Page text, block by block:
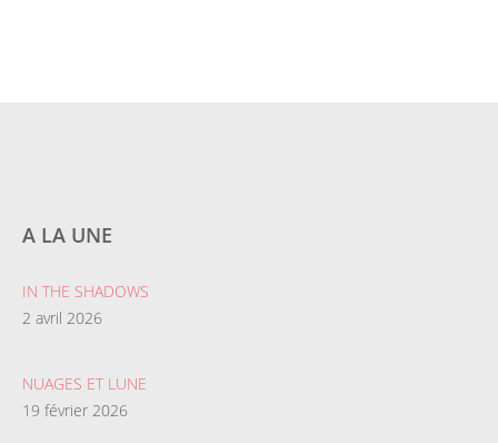
A LA UNE
IN THE SHADOWS
2 avril 2026
NUAGES ET LUNE
19 février 2026